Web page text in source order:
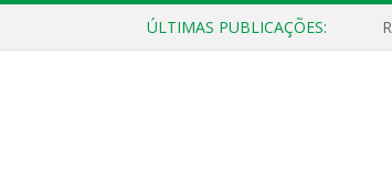
ÚLTIMAS PUBLICAÇÕES: